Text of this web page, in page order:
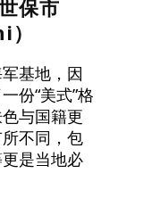
保市
基地，因
份“美式”格
与国籍更
不同，包
是当地必